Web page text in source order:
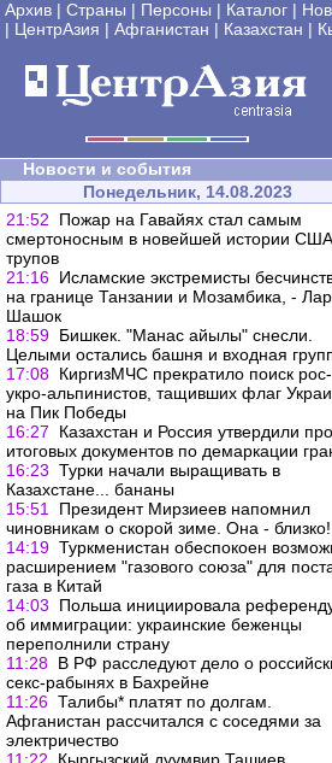
Архив | Страны | Персоны | Каталог |
| ЦентрАзия | Афганистан | Казахстан |
Новости и события
Понедельник, 14.08.2023
21:52
Пожар на Гавайях стал самым
смертоносным в новейшей истории
трупов
21:16 Исламские экстремисты
на границе Танзании и Мозамбика, -
Шашок
18:59 Бишкек. "Манас айылы" снесли.
Целыми остались башня и входная
17:08 КиргизМЧС прекратило поиск рос-
укро-альпинистов, тащивших флаг
на Пик Победы
16:27
Казахстан и Россия утвердили
итоговых документов по демаркации
16:23 Турки начали выращивать в
Казахстане... бананы
15:51
Президент Мирзиеев напомнил
чиновникам о скорой зиме. Она - близко!
14:19 Туркменистан обеспокоен
расширением "газового союза" для
газа в Китай
14:03
Польша инициировала
об иммиграции: украинские беженцы
переполнили страну
11:28 В РФ расследуют дело о
секс-рабынях в Бахрейне
11:26 Талибы* платят по долгам.
Афганистан рассчитался с соседями за
электричество